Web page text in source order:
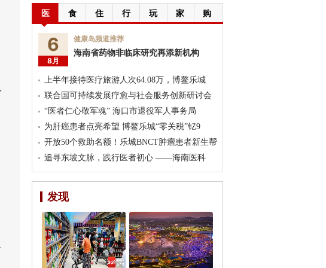
医 食 住 行 玩 家 购
6
8月
健康岛频道推荐
海南省药物非临床研究再添新机构
上半年接待医疗旅游人次64.08万，博鳌乐城
联合国可持续发展疗愈与社会服务创新研讨会
“医者仁心敬军魂” 海口市退役军人事务局
为肝癌患者点亮希望 博鳌乐城“零关税”钇9
开放50个救助名额！乐城BNCT肿瘤患者新生帮
追寻东坡文脉，践行医者初心 ——海南医科
发现